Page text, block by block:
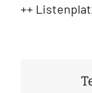
++